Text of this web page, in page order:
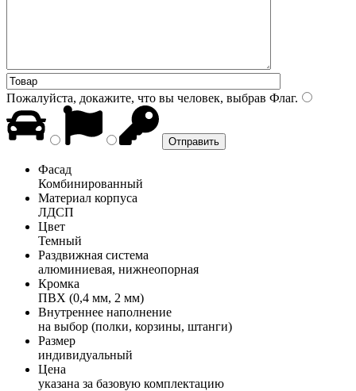
Пожалуйста, докажите, что вы человек, выбрав Флаг.
Фасад
Комбинированный
Материал корпуса
ЛДСП
Цвет
Темный
Раздвижная система
алюминиевая, нижнеопорная
Кромка
ПВХ (0,4 мм, 2 мм)
Внутреннее наполнение
на выбор (полки, корзины, штанги)
Размер
индивидуальный
Цена
указана за базовую комплектацию